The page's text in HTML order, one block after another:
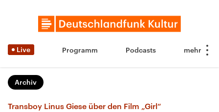
Live Programm Podcasts
Archiv
Transboy Linus Giese über den Film „Girl“